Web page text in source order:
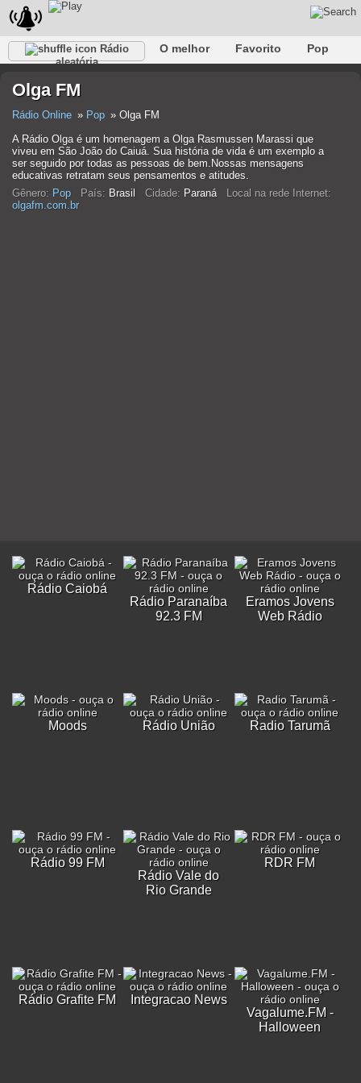
Rádio
aleatória
O melhor Favorito
Pop
Rap
Falk
Olga FM
Rádio Online Pop
Olga FM
A Rádio Olga é um homenagem a Olga Rasmussen Marassi que
viveu em São João do Caiuá. Sua história de vida é um exemplo a
ser seguido por todas as pessoas de bem.Nossas mensagens
educativas retratam seus pensamentos e atitudes.
Gênero: Pop País: Brasil Cidade: Paraná
Local na rede Internet:
olgafm.com.br
Rádio Caiobá
Rádio Paranaíba
92.3 FM
Eramos Jovens
Web Rádio
Moods Rádio União Radio Tarumã
Rádio 99 FM
Rádio Vale do
Rio Grande
RDR FM
Rádio Grafite FM
Integracao News
Vagalume.FM -
Halloween